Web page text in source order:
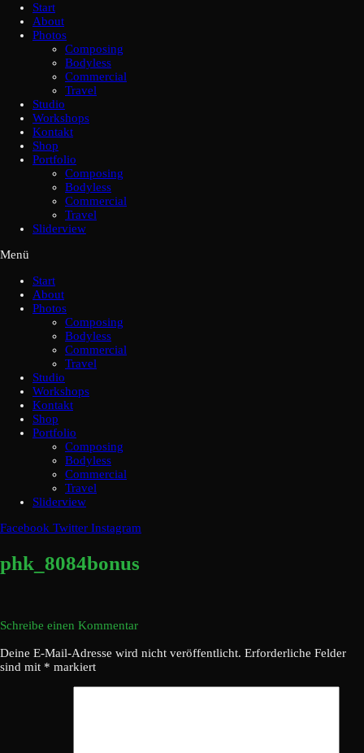
Start
About
Photos
Composing
Bodyless
Commercial
Travel
Studio
Workshops
Kontakt
Shop
Portfolio
Composing
Bodyless
Commercial
Travel
Sliderview
Menü
Start
About
Photos
Composing
Bodyless
Commercial
Travel
Studio
Workshops
Kontakt
Shop
Portfolio
Composing
Bodyless
Commercial
Travel
Sliderview
Facebook Twitter Instagram
phk_8084bonus
Schreibe einen Kommentar
Deine E-Mail-Adresse wird nicht veröffentlicht. Erforderliche Felder
sind mit * markiert